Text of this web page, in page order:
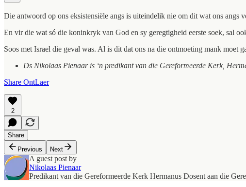
Die antwoord op ons eksistensiële angs is uiteindelik nie om dit wat ons angs
En vir die wat só die koninkryk van God en sy geregtigheid eerste soek, sal
Soos met Israel die geval was. Al is dit dat ons na die ontmoeting mank moet
Ds Nikolaas Pienaar is ‘n predikant van die Gereformeerde Kerk,
Share OntLaer
2
Share
Previous
Next
A guest post by
Nikolaas Pienaar
Predikant van die Gereformeerde Kerk Hermanus Dosent aan die